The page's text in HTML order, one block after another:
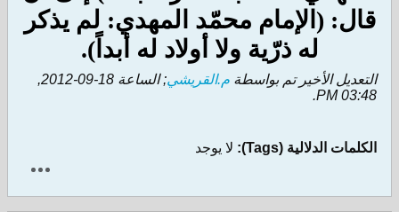
قال: (الإمام محمّد المهدي: لم يذكر
له ذرّية ولا أولاد له أبداً).
التعديل الأخير تم بواسطةم.القريشي; الساعة
18-09-2012,
03:48 PM
.
الكلمات الدلالية (Tags): لا يوجد